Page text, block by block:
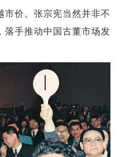
价。张宗宪当然并非不
落手推动中国古董市场发